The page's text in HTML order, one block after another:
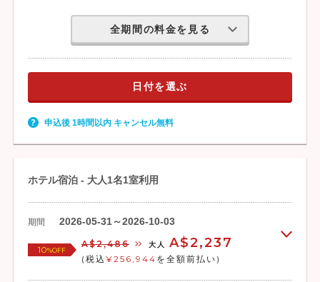
全期間の料金を見る
日付を選ぶ
申込後 1時間以内 キャンセル無料
ホテル宿泊 - 大人1名1室利用
期間 2026-05-31～2026-10-03
10%OFF
A$2,486 大人 A$2,237
(税込 ¥256,944 を全額前払い)